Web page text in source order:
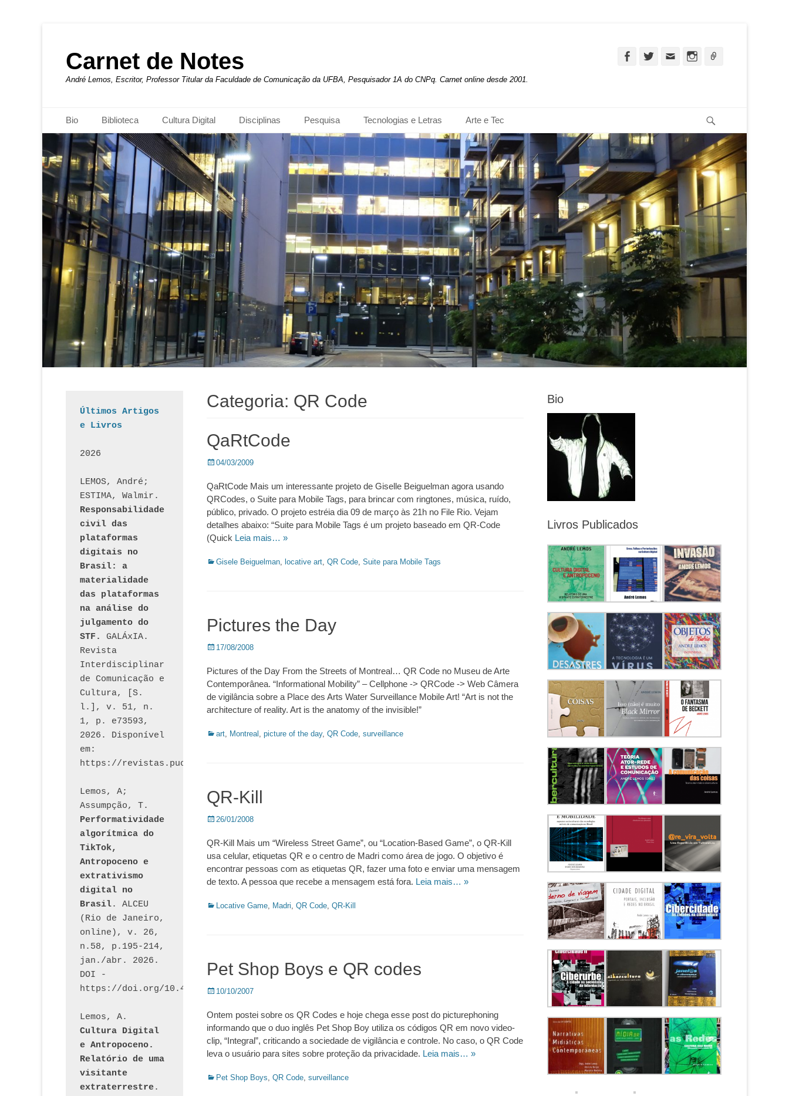
Carnet de Notes
André Lemos, Escritor, Professor Titular da Faculdade de Comunicação da UFBA, Pesquisador 1A do CNPq. Carnet online desde 2001.
FacebookTwitterEmail Instagram
Menu principal
para
conteúdo
Bio Biblioteca Cultura Digital Disciplinas Pesquisa Tecnologias e Letras Arte e Tec
Categoria: QR Code
QaRtCode
Posted
04/03/2009
QaRtCode Mais um interessante projeto de Giselle Beiguelman agora usando
QRCodes, o Suite para Mobile Tags, para brincar com ringtones, música, ruído,
público, privado. O projeto estréia dia 09 de março às 21h no File Rio. Vejam
detalhes abaixo: “Suite para Mobile Tags é um projeto baseado em QR-Code
(Quick Leia mais… »
Categorias:
Gisele Beiguelman, locative art, QR Code, Suite para Mobile Tags
Pictures the Day
Posted
17/08/2008
Pictures of the Day From the Streets of Montreal… QR Code no Museu de Arte
Contemporânea. “Informational Mobility” – Cellphone -> QRCode -> Web Câmera
de vigilância sobre a Place des Arts Water Surveillance Mobile Art! “Art is not the
architecture of reality. Art is the anatomy of the invisible!”
Categorias:
art, Montreal , picture of the day, QR Code, surveillance
QR-Kill
Posted
26/01/2008
QR-Kill Mais um “Wireless Street Game”, ou “Location-Based Game”, o QR-Kill
usa celular, etiquetas QR e o centro de Madri como área de jogo. O objetivo é
encontrar pessoas com as etiquetas QR, fazer uma foto e enviar uma mensagem
de texto. A pessoa que recebe a mensagem está fora. Leia mais… »
Categorias:
Locative Game, Madri, QR Code, QR-Kill
Pet Shop Boys e QR codes
Posted
10/10/2007
Ontem postei sobre os QR Codes e hoje chega esse post do picturephoning
informando que o duo inglês Pet Shop Boy utiliza os códigos QR em novo video-
clip, “Integral”, criticando a sociedade de vigilância e controle. No caso, o QR Code
leva o usuário para sites sobre proteção da privacidade. Leia mais… »
Categorias:
Pet Shop Boys, QR Code, surveillance
Bio
Livros Publicados
Últimos Artigos
e Livros
2026
LEMOS, André;
Responsabilidade
civil das
plataformas
digitais no
Brasil: a
materialidade
das plataformas
na análise do
julgamento do
STF.
GALÁxIA.
Revista
Interdisciplinar
de Comunicação e
Cultura, [S.
l.], v. 51, n.
1, p. e73593,
2026. Disponível
em:
Lemos, A;
Performatividade
algorítmica do
TikTok,
Antropoceno e
extrativismo
digital no
Brasil. ALCEU
(Rio de Janeiro,
online), v. 26,
n.58, p.195-214,
jan./abr. 2026.
DOI -
https://doi.org/10.46391/ALCEU.v26.ed58.2026.528
Cultura Digital
e Antropoceno.
Relatório de uma
visitante
extraterrestre.